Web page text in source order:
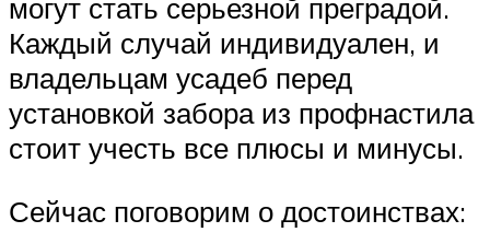
могут стать серьезной преградой.
Каждый случай индивидуален, и
владельцам усадеб перед
установкой забора из профнастила
стоит учесть все плюсы и минусы.
Сейчас поговорим о достоинствах: